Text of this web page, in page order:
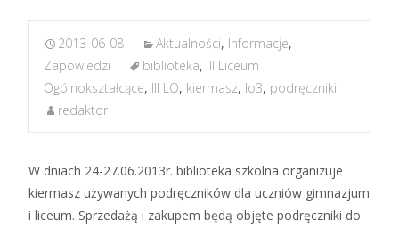
2013-06-08 Aktualności, Informacje,
Zapowiedzi
biblioteka, III Liceum
Ogólnokształcące, III LO, kiermasz, lo3, podręczniki
redaktor
W dniach 24-27.06.2013r. biblioteka szkolna organizuje
kiermasz używanych podręczników dla uczniów gimnazjum
i liceum. Sprzedażą i zakupem będą objęte podręczniki do